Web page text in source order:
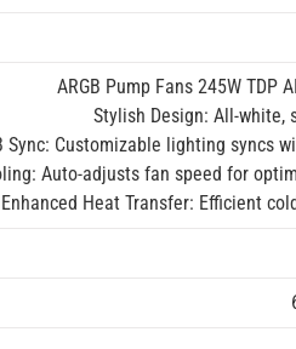
ARGB Pump Fans 245W TDP
Stylish Design: All-white,
Sync: Customizable lighting syncs
Auto-adjusts fan speed for
Enhanced Heat Transfer: Efficient